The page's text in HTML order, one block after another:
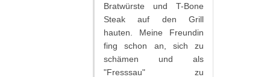
Bratwürste und T-Bone
Steak auf den Grill
hauten. Meine Freundin
fing schon an, sich zu
schämen und als
"Fresssau" zu